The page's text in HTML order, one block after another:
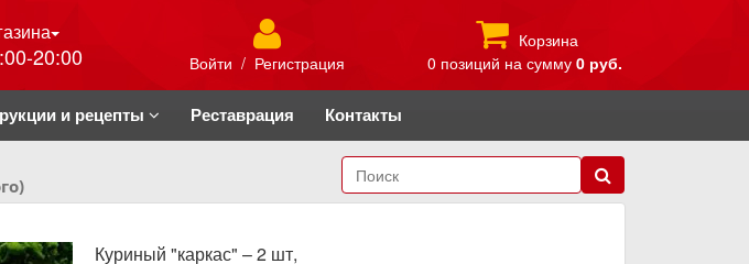
20:00 Войти / Регистрация
Корзина
0 позиций на сумму 0 руб.
и рецепты Реставрация Контакты
Куриный "каркас" – 2 шт,